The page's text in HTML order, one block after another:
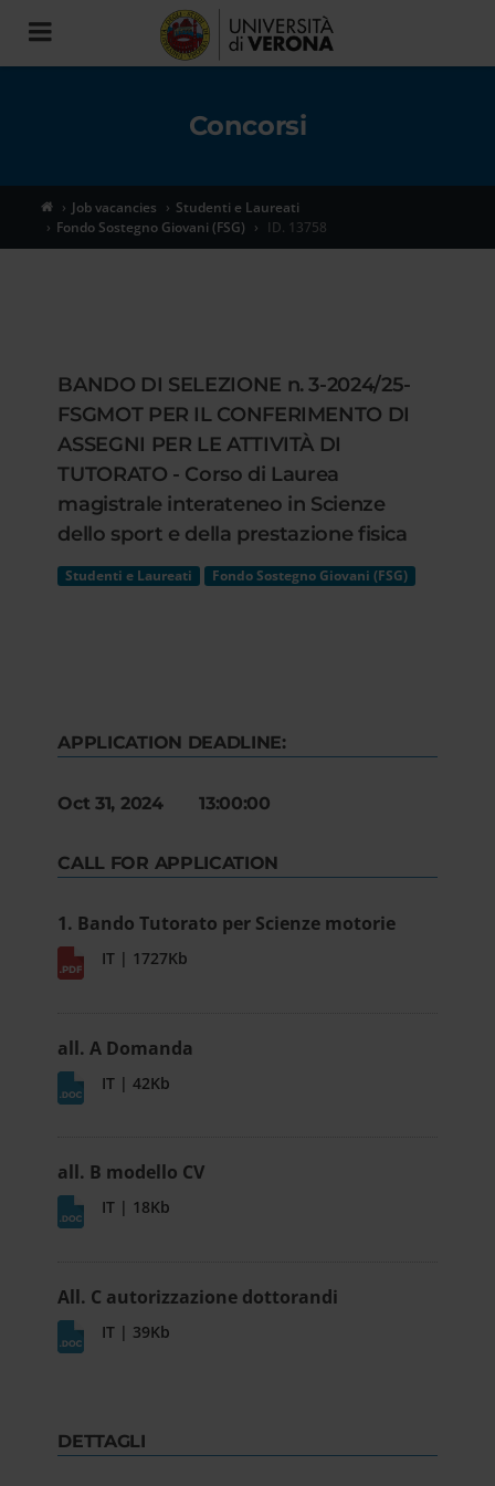
Toggle
navigation
Concorsi
Job vacancies
Studenti e Laureati
Fondo Sostegno Giovani (FSG)
ID. 13758
BANDO DI SELEZIONE n. 3-2024/25-
FSGMOT PER IL CONFERIMENTO DI
ASSEGNI PER LE ATTIVITÀ DI
TUTORATO - Corso di Laurea
magistrale interateneo in Scienze
dello sport e della prestazione fisica
Studenti e Laureati Fondo Sostegno Giovani (FSG)
APPLICATION DEADLINE:
Oct 31, 2024 13:00:00
CALL FOR APPLICATION
1. Bando Tutorato per Scienze motorie
IT | 1727Kb
all. A Domanda
IT | 42Kb
all. B modello CV
IT | 18Kb
All. C autorizzazione dottorandi
IT | 39Kb
DETTAGLI